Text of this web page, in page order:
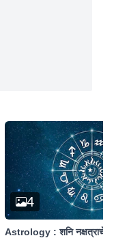
4
Astrology : शनि नक्षत्राचे